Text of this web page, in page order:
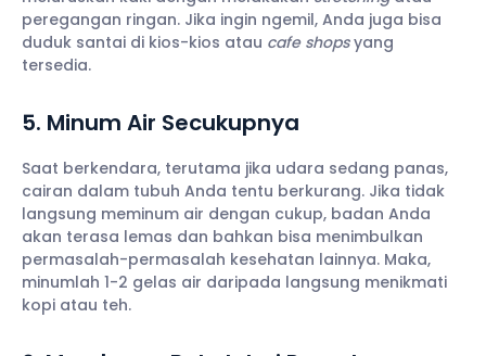
peregangan ringan. Jika ingin ngemil, Anda juga bisa
duduk santai di kios-kios atau cafe shopsyang
tersedia.
5. Minum Air Secukupnya
Saat berkendara, terutama jika udara sedang panas,
cairan dalam tubuh Anda tentu berkurang. Jika tidak
langsung meminum air dengan cukup, badan Anda
akan terasa lemas dan bahkan bisa menimbulkan
permasalah-permasalah kesehatan lainnya. Maka,
minumlah 1-2 gelas air daripada langsung menikmati
kopi atau teh.